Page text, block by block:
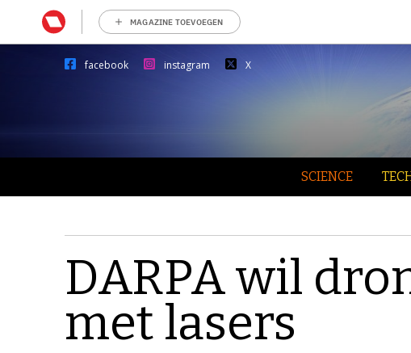
MAGAZINE TOEVOEGEN
facebook instagram X
SCIENCE
DARPA wil
met lasers